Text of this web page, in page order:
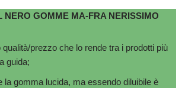
NERO GOMME MA-FRA NERISSIMO
prezzo che lo rende tra i prodotti più
guida;
la gomma lucida, ma essendo diluibile è